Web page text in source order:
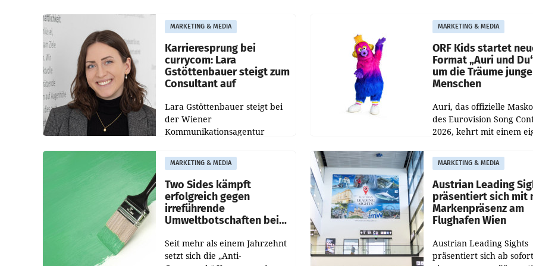
WIFI Wien eine neue
Imagekampagne gestartet.
und Besucher höheren
Nettoreichweite im ersten
Halbjahr 2026
MARKETING & MEDIA
Karrieresprung bei
currycom: Lara
Gstöttenbauer steigt zum
Consultant auf
Lara Gstöttenbauer steigt bei
der Wiener
Kommunikationsagentur
partners zum Consultant auf.
Die 27-jährige Beraterin
betreut Kundinnen und
Kunden in den Bereichen
MARKETING & MEDIA
ORF Kids startet
Format „Auri und
um die Träume
Menschen
Auri, das offizielle
des Eurovision Song
2026, kehrt mit einem
zurück. In der neuen
„Auri und Du“ bei ORF
steht
MARKETING & MEDIA
Two Sides kämpft
erfolgreich gegen
irreführende
Umweltbotschaften beim
Seit mehr als einem Jahrzehnt
setzt sich die „Anti-
MARKETING & MEDIA
Austrian Leading
präsentiert sich mit
Markenpräsenz am
Flughafen Wien
Austrian Leading Sights
präsentiert sich ab